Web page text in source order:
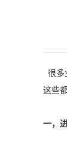
很多
这些
一，